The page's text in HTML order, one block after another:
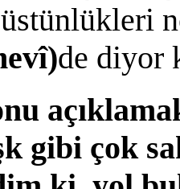
de diyor
gibi çok